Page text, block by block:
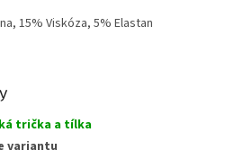
15% Viskóza, 5% Elastan
trička a tílka